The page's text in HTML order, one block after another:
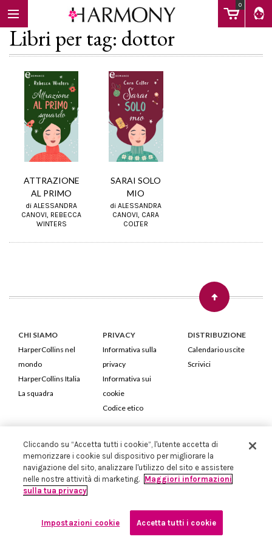
0
EBOOK
Libri per tag: dottor
ATTRAZIONE
AL PRIMO
di ALESSANDRA
CANOVI, REBECCA
WINTERS
SARAI SOLO
MIO
di ALESSANDRA
CANOVI, CARA
COLTER
CHI SIAMO
HarperCollins nel
mondo
HarperCollins Italia
La squadra
PRIVACY
Informativa sulla
privacy
Informativa sui
cookie
Codice etico
DISTRIBUZIONE
Calendario uscite
Scrivici
Cod. Fiscale e P.IVA 05946780151 - Capitale Sociale 258.250 €
Iscritta in Milano al Registro delle imprese nr.198004 e REA nr.1051898
Cliccando su “Accetta tutti i cookie”, l'utente accetta di
memorizzare i cookie sul dispositivo per migliorare la
navigazione del sito, analizzare l'utilizzo del sito e assistere
nelle nostre attività di marketing. Maggiori informazioni
sulla tua privacy
Impostazioni cookie Accetta tutti i cookie